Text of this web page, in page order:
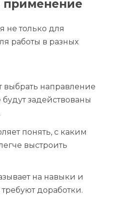
применение
не только для
работы в разных
выбрать направление
будут задействованы
понять, с каким
выстроить
на навыки и
доработки.